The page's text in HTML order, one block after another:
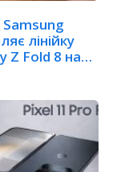
лінійку
Z Fold 8 на